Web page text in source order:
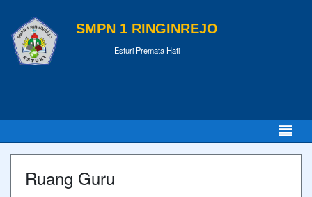
SMPN 1 RINGINREJO
Esturi Premata Hati
Ruang Guru